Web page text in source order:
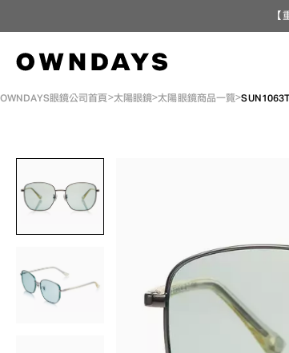
OWNDAYS眼鏡公司首頁 太陽眼鏡 太陽眼鏡商品一覽